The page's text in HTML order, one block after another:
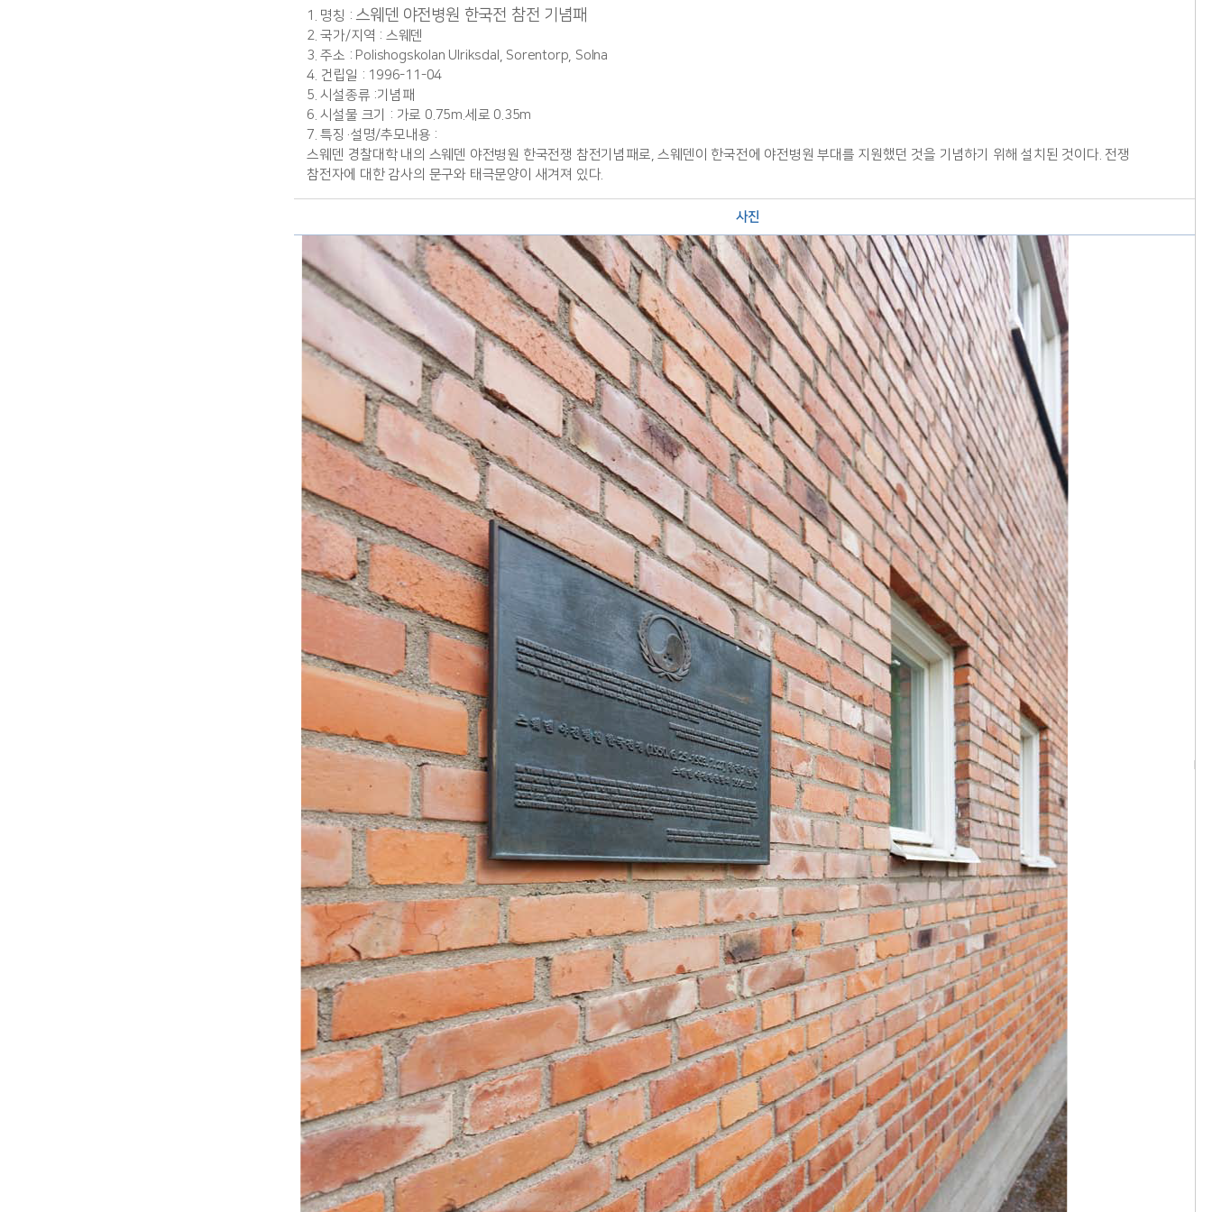
1. 명칭 : 스웨덴 야전병원 한국전 참전 기념패
2. 국가/지역 : 스웨덴
3. 주소 : Polishogskolan Ulriksdal, Sorentorp, Solna
4. 건립일 : 1996-11-04
5. 시설종류 :기념패
6. 시설물 크기 : 가로 0.75m.세로 0.35m
7. 특징·설명/추모내용 :
스웨덴 경찰대학 내의 스웨덴 야전병원 한국전쟁 참전기념패로, 스웨덴이 한국전에 야전병원 부대를 지원했던 것을 기념하기 위해 설치된 것이다. 전쟁
참전자에 대한 감사의 문구와 태극문양이 새겨져 있다.
사진